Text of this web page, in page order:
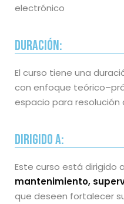
electrónico
Duración:
El curso tiene una
con enfoque
espacio para resolución
Dirigido a:
Este curso está dirigido a
mantenimiento,
que deseen fortalecer